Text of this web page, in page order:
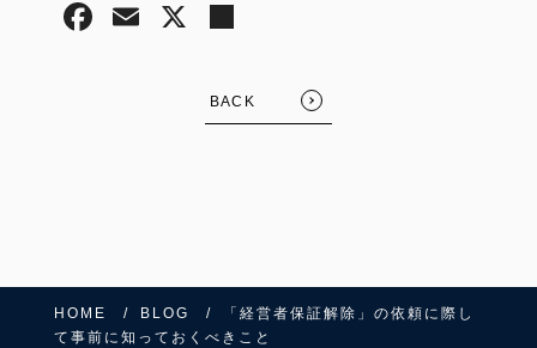
BACK
HOME BLOG
「経営者保証解除」の依頼に際し
て事前に知っておくべきこと